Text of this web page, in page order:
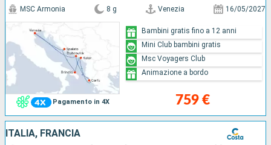
Pagamento in 4X
MSC Armonia 8 g Venezia 16/05/2027
759 €
Bambini gratis fino a 12 anni
Mini Club bambini gratis
Msc Voyagers Club
Animazione a bordo
ITALIA, FRANCIA